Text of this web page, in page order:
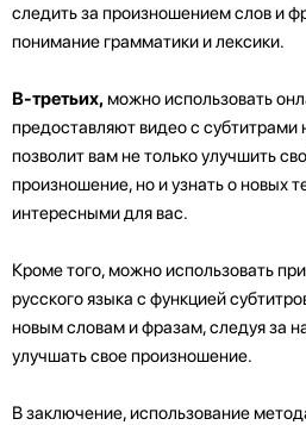
следить за произношением слов и
понимание грамматики и лексики.
В-третьих,можно использовать
предоставляют видео с субтитрами
позволит вам не только улучшить
произношение, но и узнать о новых
интересными для вас.
Кроме того, можно использовать
русского языка с функцией
новым словам и фразам, следуя за
улучшать свое произношение.
В заключение, использование